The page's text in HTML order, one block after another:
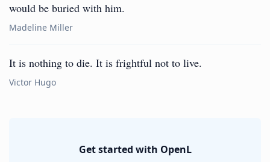
would be buried with him.
Madeline Miller
It is nothing to die. It is frightful not to live.
Victor Hugo
Get started with OpenL